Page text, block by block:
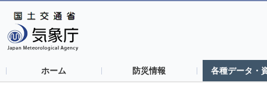
ホーム 防災情報 各種データ・